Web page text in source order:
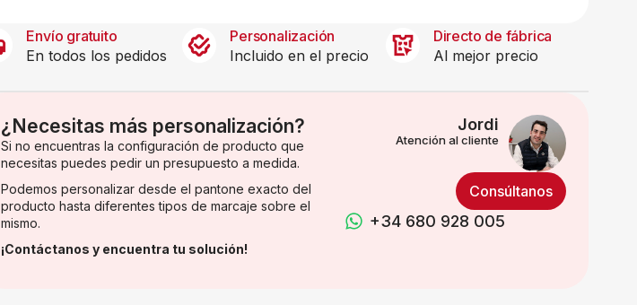
Envío gratuito
En todos los pedidos
Personalización
Incluido en el precio
Directo de fábrica
Al mejor precio
¿Necesitas más personalización?
Si no encuentras la configuración de producto que
necesitas puedes pedir un presupuesto a medida.
Podemos personalizar desde el pantone exacto del
producto hasta diferentes tipos de marcaje sobre el
mismo.
¡Contáctanos y encuentra tu solución!
Jordi
Atención al cliente
Consúltanos
+34 680 928 005